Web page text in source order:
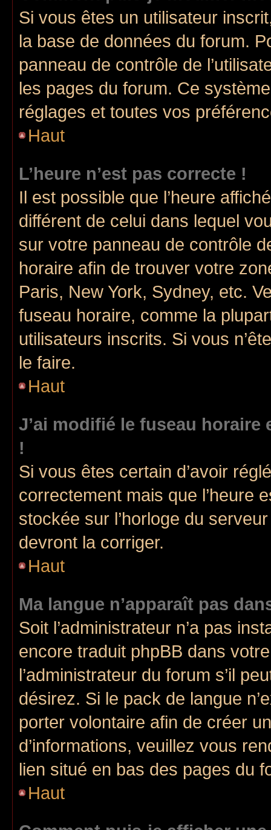
Si vous êtes un utilisateur
la base de données du forum.
panneau de contrôle de
les pages du forum. Ce
réglages et toutes vos
Haut
L’heure n’est pas correcte !
Il est possible que l’heure
différent de celui dans lequel
sur votre panneau de contrôle
horaire afin de trouver votre
Paris, New York, Sydney, etc.
fuseau horaire, comme la
utilisateurs inscrits. Si vous
le faire.
Haut
J’ai modifié le fuseau horaire
!
Si vous êtes certain d’avoir
correctement mais que l’heure
stockée sur l’horloge du
devront la corriger.
Haut
Ma langue n’apparaît pas
Soit l’administrateur n’a pas
encore traduit phpBB dans
l’administrateur du forum s’il
désirez. Si le pack de langue
porter volontaire afin de créer
d’informations, veuillez vous
lien situé en bas des pages du
Haut